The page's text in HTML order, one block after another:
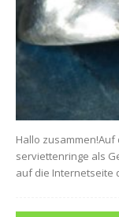
Hallo
serviettenringe als
auf die Internetseite